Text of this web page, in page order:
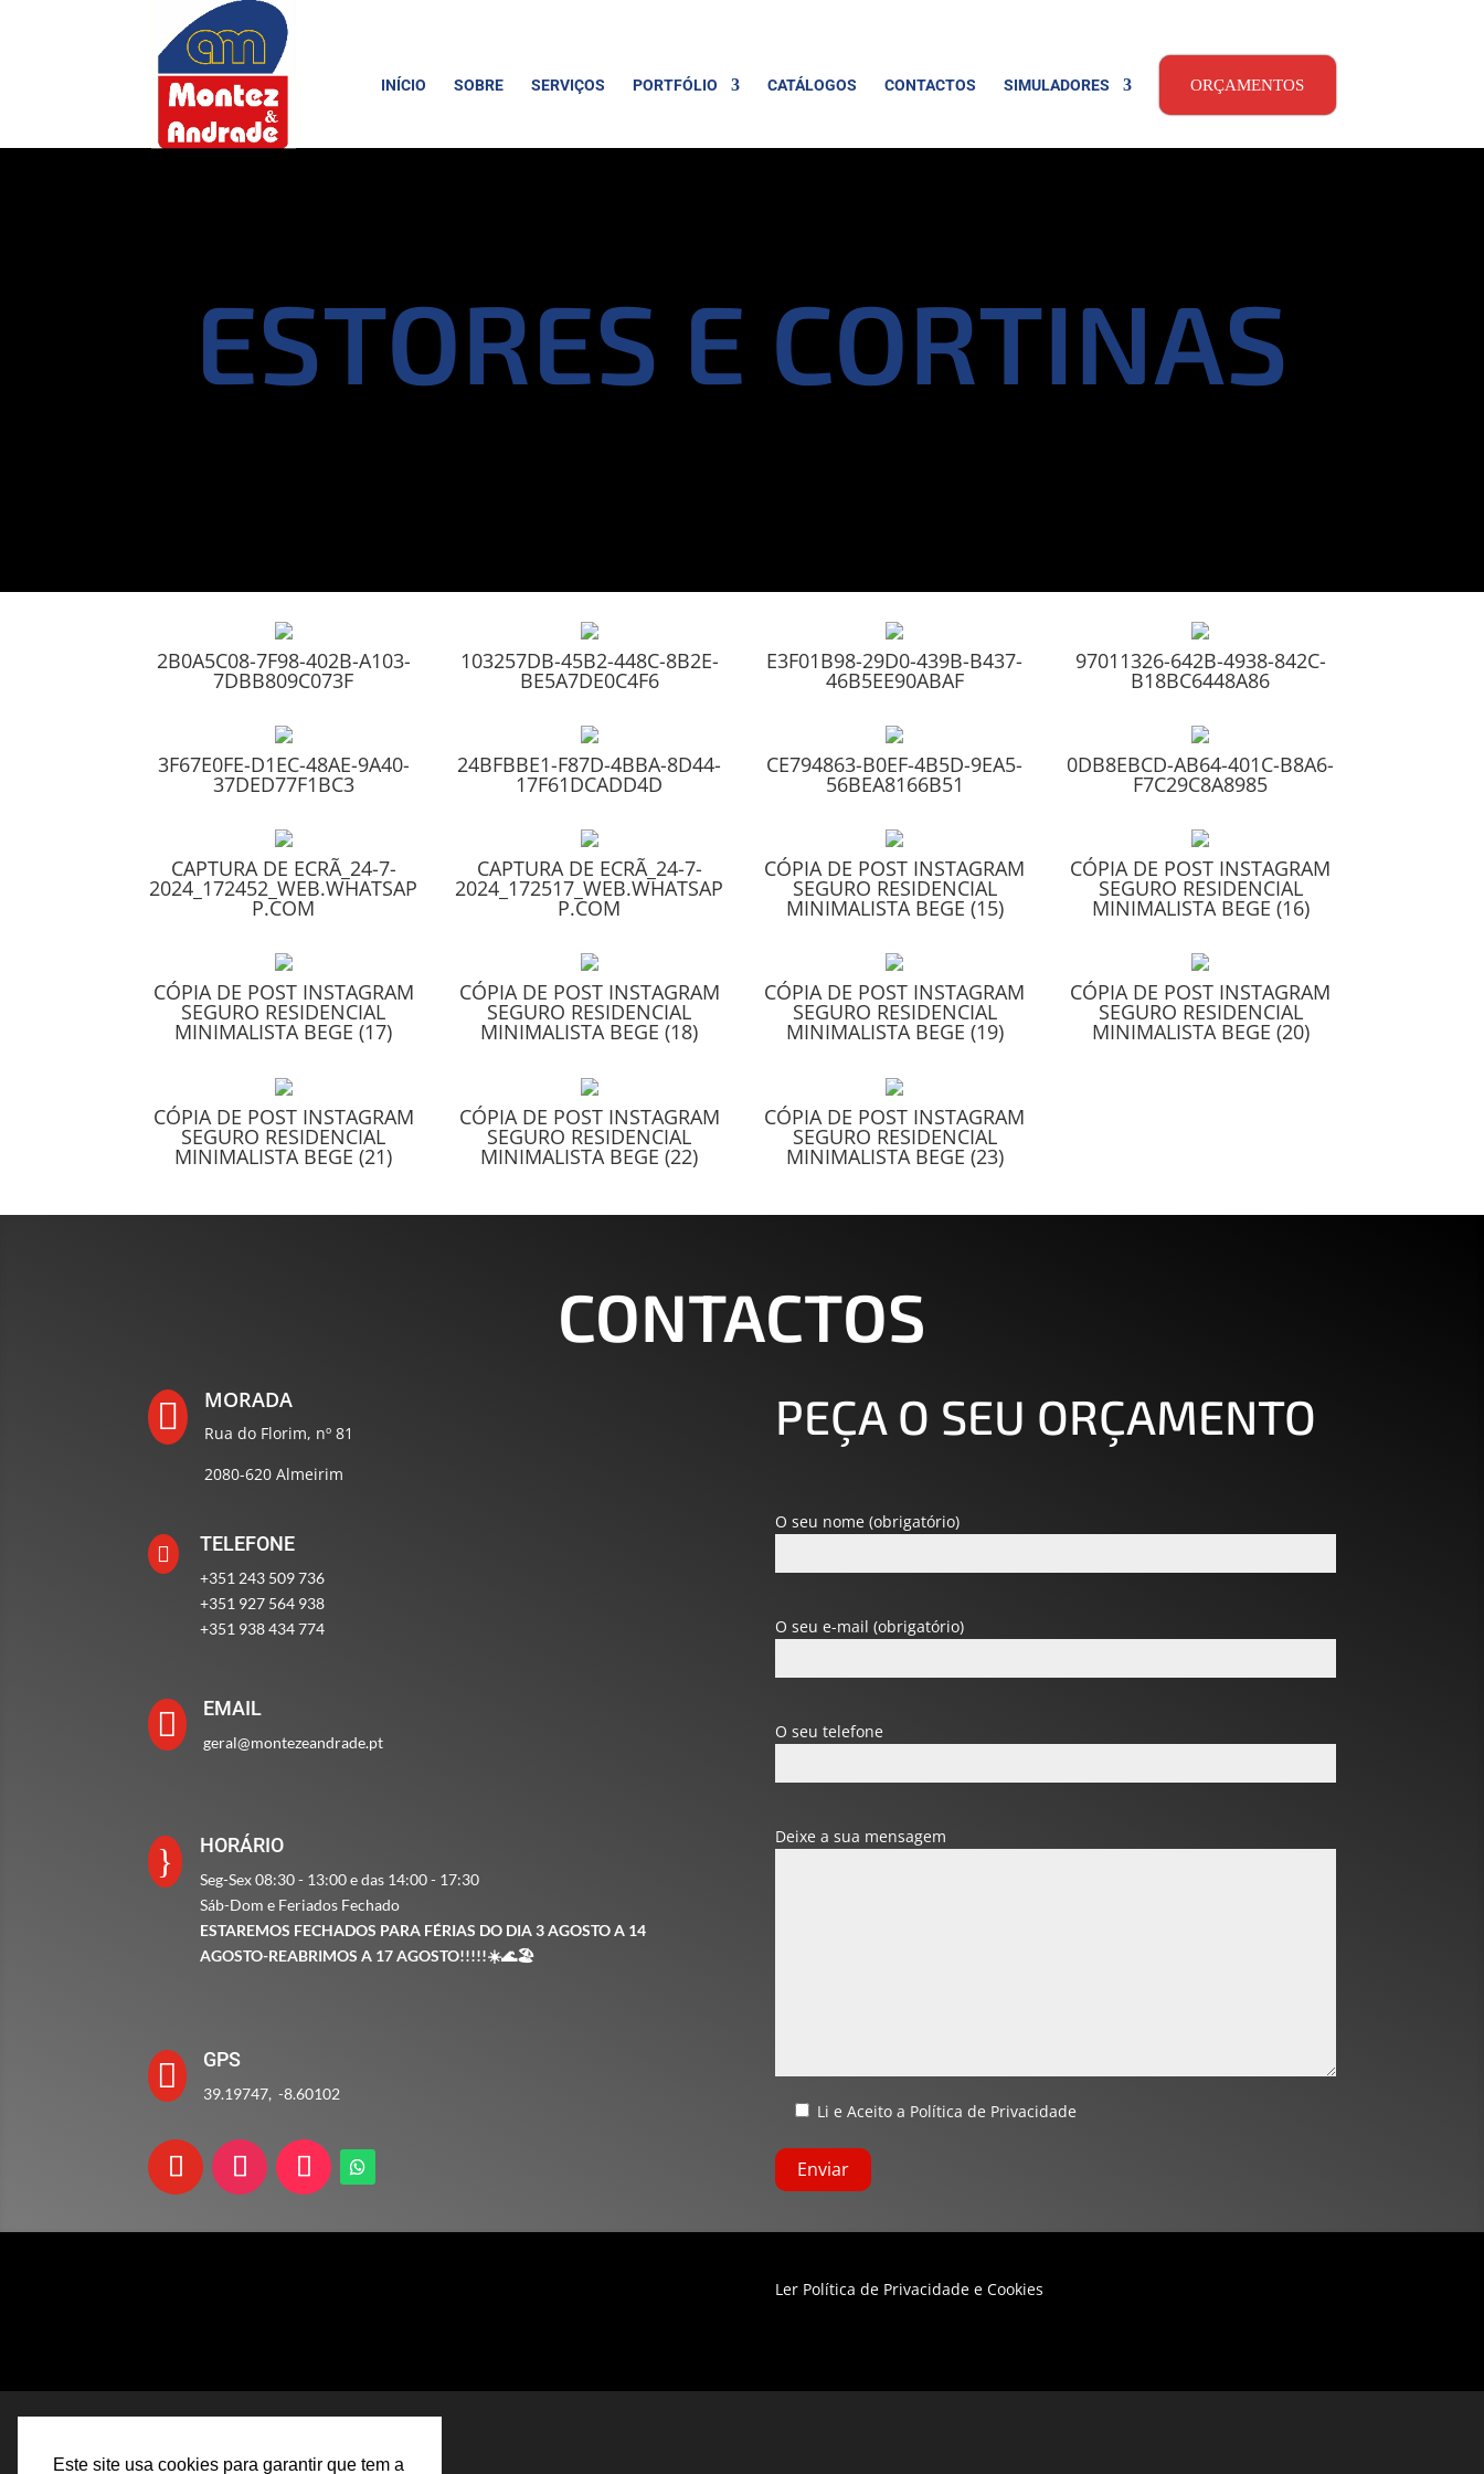
Este site usa cookies para garantir que tem a
INÍCIO SOBRE SERVIÇOS PORTFÓLIO CATÁLOGOS CONTACTOS SIMULADORES ORÇAMENTOS
ESTORES E CORTINAS
2B0A5C08-7F98-402B-A103-
7DBB809C073F
103257DB-45B2-448C-8B2E-
BE5A7DE0C4F6
E3F01B98-29D0-439B-B437-
46B5EE90ABAF
97011326-642B-4938-842C-
B18BC6448A86
3F67E0FE-D1EC-48AE-9A40-
37DED77F1BC3
24BFBBE1-F87D-4BBA-8D44-
17F61DCADD4D
CE794863-B0EF-4B5D-9EA5-
56BEA8166B51
0DB8EBCD-AB64-401C-B8A6-
F7C29C8A8985
CAPTURA DE ECRÃ_24-7-
2024_172452_WEB.WHATSAP
P.COM
CAPTURA DE ECRÃ_24-7-
2024_172517_WEB.WHATSAP
P.COM
CÓPIA DE POST INSTAGRAM
SEGURO RESIDENCIAL
MINIMALISTA BEGE (15)
CÓPIA DE POST INSTAGRAM
SEGURO RESIDENCIAL
MINIMALISTA BEGE (16)
CÓPIA DE POST INSTAGRAM
SEGURO RESIDENCIAL
MINIMALISTA BEGE (17)
CÓPIA DE POST INSTAGRAM
SEGURO RESIDENCIAL
MINIMALISTA BEGE (18)
CÓPIA DE POST INSTAGRAM
SEGURO RESIDENCIAL
MINIMALISTA BEGE (19)
CÓPIA DE POST INSTAGRAM
SEGURO RESIDENCIAL
MINIMALISTA BEGE (20)
CÓPIA DE POST INSTAGRAM
SEGURO RESIDENCIAL
MINIMALISTA BEGE (21)
CÓPIA DE POST INSTAGRAM
SEGURO RESIDENCIAL
MINIMALISTA BEGE (22)
CÓPIA DE POST INSTAGRAM
SEGURO RESIDENCIAL
MINIMALISTA BEGE (23)
CONTACTOS
 MORADA
Rua do Florim, nº 81
2080-620 Almeirim
 TELEFONE
+351 243 509 736
+351 927 564 938
+351 938 434 774
 EMAIL
geral@montezeandrade.pt
} HORÁRIO
Seg-Sex 08:30 - 13:00 e das 14:00 - 17:30
Sáb-Dom e Feriados Fechado
ESTAREMOS FECHADOS PARA FÉRIAS DO DIA 3 AGOSTO A 14
AGOSTO-REABRIMOS A 17 AGOSTO!!!!!☀️🌊🏖️
 GPS
39.19747, -8.60102
PEÇA O SEU ORÇAMENTO
O seu nome (obrigatório)
O seu e-mail (obrigatório)
O seu telefone
Deixe a sua mensagem
Li e Aceito a Política de Privacidade
Ler Política de Privacidade e Cookies